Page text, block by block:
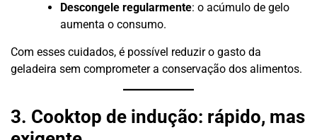
Descongele regularmente: o acúmulo de gelo
aumenta o consumo.
Com esses cuidados, é possível reduzir o gasto da
geladeira sem comprometer a conservação dos alimentos.
3. Cooktop de indução: rápido, mas